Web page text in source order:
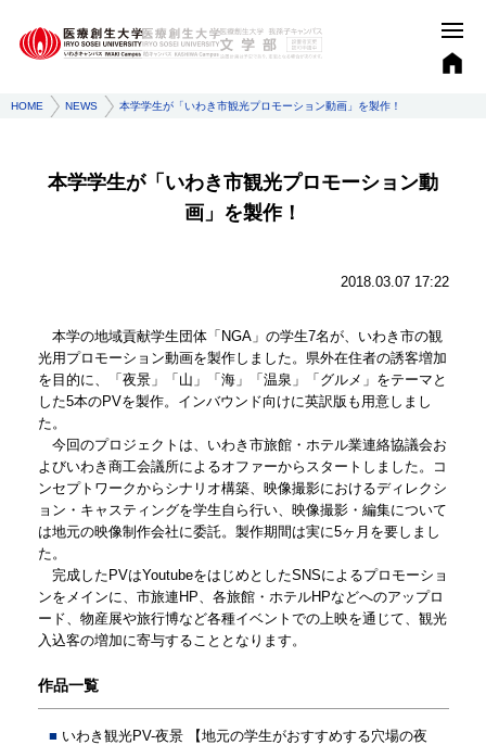
HOME NEWS 本学学生が「いわき市観光プロモーション動画」を製作！
本学学生が「いわき市観光プロモーション動
画」を製作！
2018.03.07 17:22
本学の地域貢献学生団体「NGA」の学生7名が、いわき市の観
光用プロモーション動画を製作しました。県外在住者の誘客増加
を目的に、「夜景」「山」「海」「温泉」「グルメ」をテーマと
した5本のPVを製作。インバウンド向けに英訳版も用意しまし
た。
今回のプロジェクトは、いわき市旅館・ホテル業連絡協議会お
よびいわき商工会議所によるオファーからスタートしました。コ
ンセプトワークからシナリオ構築、映像撮影におけるディレクシ
ョン・キャスティングを学生自ら行い、映像撮影・編集について
は地元の映像制作会社に委託。製作期間は実に5ヶ月を要しまし
た。
完成したPVはYoutubeをはじめとしたSNSによるプロモーショ
ンをメインに、市旅連HP、各旅館・ホテルHPなどへのアップロ
ード、物産展や旅行博など各種イベントでの上映を通じて、観光
入込客の増加に寄与することとなります。
作品一覧
いわき観光PV-夜景 【地元の学生がおすすめする穴場の夜